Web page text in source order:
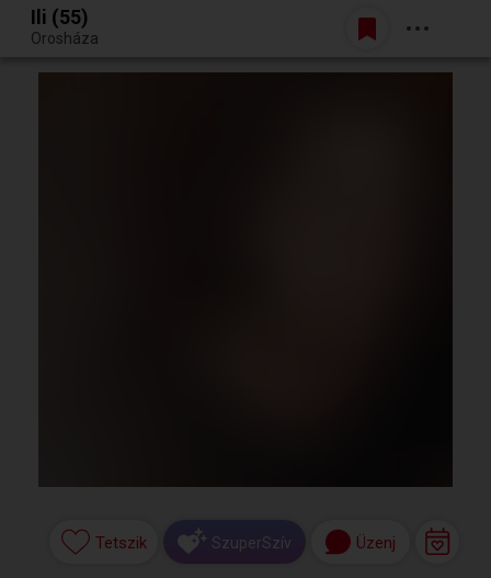
Egy jó randiból bármi lehet.
Belépés
Ili (55)
Orosháza
Tetszik SzuperSzív Üzenj